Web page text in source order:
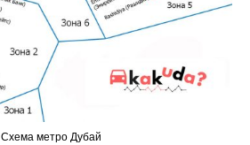
Схема метро Дубай